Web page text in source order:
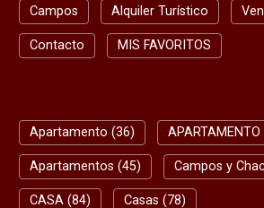
Campos Alquiler Turístico
Contacto MIS FAVORITOS
Apartamento (36)
Apartamentos (45) Campos y
CASA (84) Casas (78)